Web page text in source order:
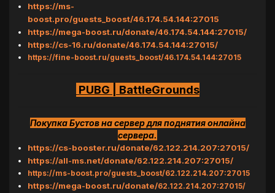
https://ms-
boost.pro/guests_boost/46.174.54.144:27015
https://mega-boost.ru/donate/46.174.54.144:27015/
https://cs-16.ru/donate/46.174.54.144:27015/
https://fine-boost.ru/guests_boost/46.174.54.144:27015
PUBG | BattleGrounds
Покупка Бустов на сервер для поднятия онлайна
сервера.
https://cs-booster.ru/donate/62.122.214.207:27015/
https://all-ms.net/donate/62.122.214.207:27015/
https://ms-boost.pro/guests_boost/62.122.214.207:27015
https://mega-boost.ru/donate/62.122.214.207:27015/